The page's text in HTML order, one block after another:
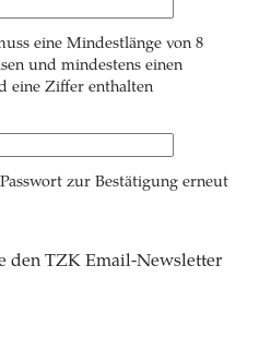
eine Mindestlänge von 8
und mindestens einen
eine Ziffer enthalten
zur Bestätigung erneut
den TZK Email-Newsletter